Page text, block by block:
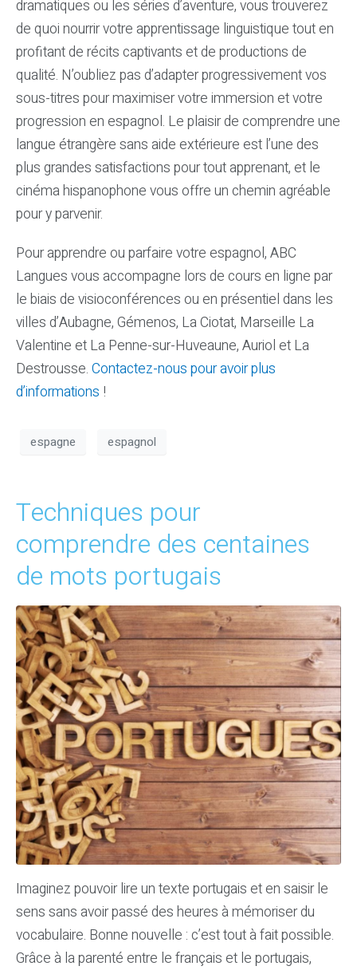
dramatiques ou les séries d’aventure, vous trouverez
de quoi nourrir votre apprentissage linguistique tout en
profitant de récits captivants et de productions de
qualité. N’oubliez pas d’adapter progressivement vos
sous-titres pour maximiser votre immersion et votre
progression en espagnol. Le plaisir de comprendre une
langue étrangère sans aide extérieure est l’une des
plus grandes satisfactions pour tout apprenant, et le
cinéma hispanophone vous offre un chemin agréable
pour y parvenir.
Pour apprendre ou parfaire votre espagnol, ABC
Langues vous accompagne lors de cours en ligne par
le biais de visioconférences ou en présentiel dans les
villes d’Aubagne, Gémenos, La Ciotat, Marseille La
Valentine et La Penne-sur-Huveaune, Auriol et La
Destrousse. Contactez-nous pour avoir plus
d’informations !
espagne espagnol
Techniques pour
comprendre des centaines
de mots portugais
Imaginez pouvoir lire un texte portugais et en saisir le
sens sans avoir passé des heures à mémoriser du
vocabulaire. Bonne nouvelle : c’est tout à fait possible.
Grâce à la parenté entre le français et le portugais,